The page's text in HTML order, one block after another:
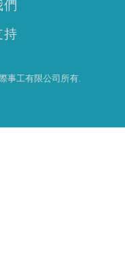
們
持
事工有限公司所有.